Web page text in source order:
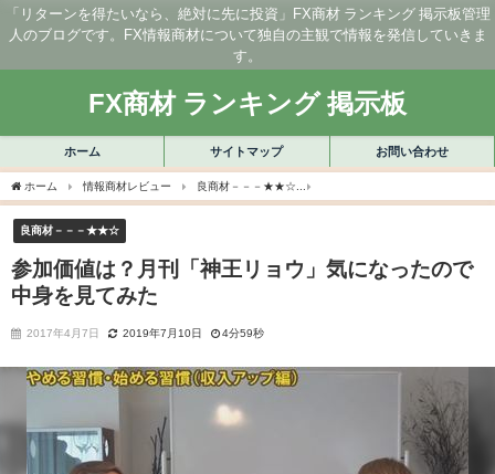
「リターンを得たいなら、絶対に先に投資」FX商材 ランキング 掲示板管理
人のブログです。FX情報商材について独自の主観で情報を発信していきま
す。
FX商材 ランキング 掲示板
ホーム サイトマップ お問い合わせ
ホーム 情報商材レビュー 良商材－－－★★☆
良商材－－－★★☆
参加価値は？月刊「神王リョウ」気になったので
中身を見てみた
2017年4月7日 2019年7月10日 4分59秒